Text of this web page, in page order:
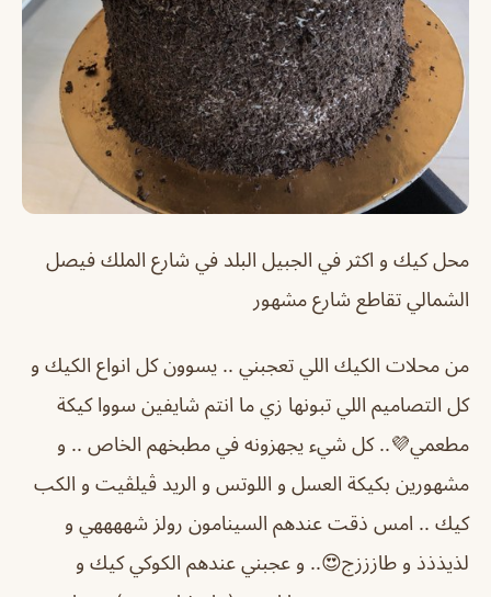
محل كيك و اكثر في الجبيل البلد في شارع الملك فيصل
الشمالي تقاطع شارع مشهور
من محلات الكيك اللي تعجبني .. يسوون كل انواع الكيك و
كل التصاميم اللي تبونها زي ما انتم شايفين سووا كيكة
مطعمي💜.. كل شيء يجهزونه في مطبخهم الخاص .. و
مشهورين بكيكة العسل و اللوتس و الريد ڤيلڤيت و الكب
كيك .. امس ذقت عندهم السينامون رولز شههههي و
لذيذذذ و طازززج😍.. و عجبني عندهم الكوكي كيك و